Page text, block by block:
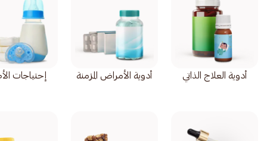
أدوية العلاج الذاتي أدوية الأمراض المزمنة إحتياجات